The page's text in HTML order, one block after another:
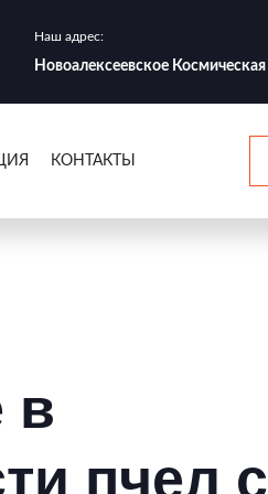
Наш адрес:
Новоалексеевское Космическая
КОНТАКТЫ
в
пчел с